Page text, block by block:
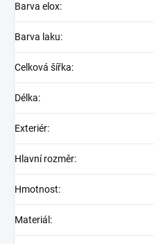
Barva elox:
Barva laku:
Celková šířka:
Délka:
Exteriér:
Hlavní rozměr:
Hmotnost:
Materiál :